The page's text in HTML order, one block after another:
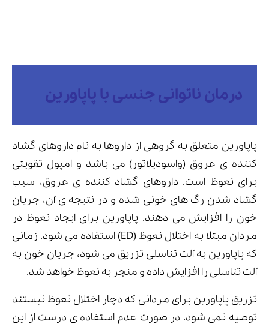
درمان ناتوانی جنسی با پاپاورین
پاپاورین متعلق به گروهی از داروها به نام داروهای گشاد
کننده ی عروق (واسودیلاتور) می باشد و امپول تقویتی
برای نعوظ است. داروهای گشاد کننده ی عروق، سبب
گشاد شدن رگ های خونی شده و در نتیجه ی آن، جریان
خون را افزایش می دهند. پاپاورین برای ایجاد نعوظ در
مردان مبتلا به اختلال نعوظ (ED) استفاده می شود. زمانی
که پاپاورین به آلت تناسلی تزریق می شود، جریان خون به
آلت تناسلی را افزایش داده و منجر به نعوظ خواهد شد.
تزریق پاپاورین برای مردانی که دچار اختلال نعوظ نیستند
توصیه نمی شود. در صورت عدم استفاده ی درست از این